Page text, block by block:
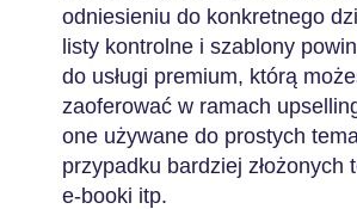
odniesieniu do konkretnego
listy kontrolne i szablony
do usługi premium, którą
zaoferować w ramach
one używane do prostych
przypadku bardziej złożonych
e-booki itp.